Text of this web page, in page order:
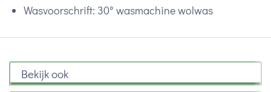
Wasvoorschrift: 30° wasmachine wolwas
Bekijk ook